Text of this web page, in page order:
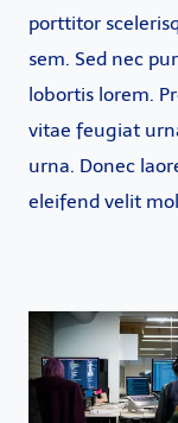
porttitor
sem. Sed nec
lobortis lorem.
vitae feugiat
urna. Donec
eleifend velit